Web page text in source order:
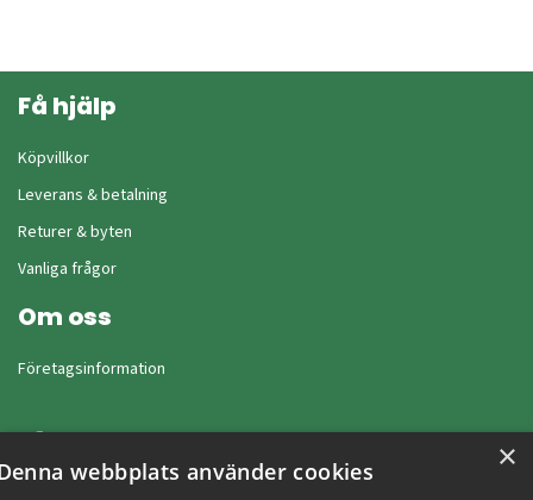
Få hjälp
Köpvillkor
Leverans & betalning
Returer & byten
Vanliga frågor
Om oss
Företagsinformation
×
webbplats använder cookies